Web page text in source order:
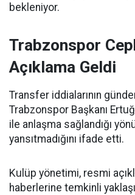
bekleniyor.
Trabzonspor
Açıklama Geldi
Transfer iddialarının
Trabzonspor Başkanı
ile anlaşma sağlandığı
yansıtmadığını ifade etti.
Kulüp yönetimi, resmi
haberlerine temkinli